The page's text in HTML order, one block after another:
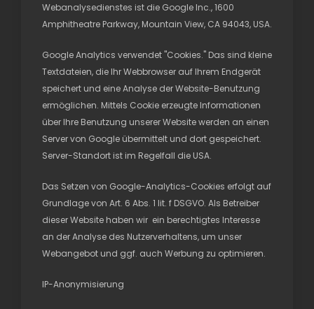
Webanalysedienstes ist die Google Inc., 1600
Amphitheatre Parkway, Mountain View, CA 94043, USA.
Google Analytics verwendet "Cookies." Das sind kleine
Textdateien, die Ihr Webbrowser auf Ihrem Endgerät
speichert und eine Analyse der Website-Benutzung
ermöglichen. Mittels Cookie erzeugte Informationen
über Ihre Benutzung unserer Website werden an einen
Server von Google übermittelt und dort gespeichert.
Server-Standort ist im Regelfall die USA.
Das Setzen von Google-Analytics-Cookies erfolgt auf
Grundlage von Art. 6 Abs. 1 lit. f DSGVO. Als Betreiber
dieser Website haben wir ein berechtigtes Interesse
an der Analyse des Nutzerverhaltens, um unser
Webangebot und ggf. auch Werbung zu optimieren.
IP-Anonymisierung